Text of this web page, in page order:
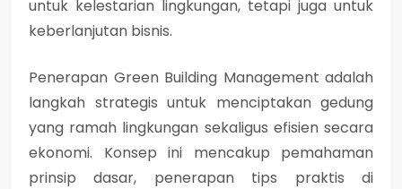
untuk kelestarian lingkungan, tetapi juga untuk
keberlanjutan bisnis.
Penerapan Green Building Management adalah
langkah strategis untuk menciptakan gedung
yang ramah lingkungan sekaligus efisien secara
ekonomi. Konsep ini mencakup pemahaman
prinsip dasar, penerapan tips praktis di